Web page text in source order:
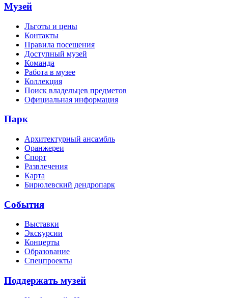
Музей
Льготы и цены
Контакты
Правила посещения
Доступный музей
Команда
Работа в музее
Коллекция
Поиск владельцев предметов
Официальная информация
Парк
Архитектурный ансамбль
Оранжереи
Спорт
Развлечения
Карта
Бирюлевский дендропарк
События
Выставки
Экскурсии
Концерты
Образование
Спецпроекты
Поддержать музей